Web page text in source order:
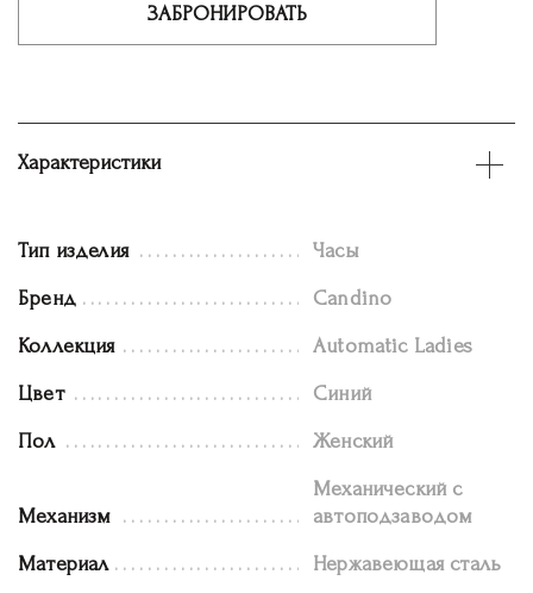
ЗАБРОНИРОВАТЬ
Характеристики
Тип изделия Часы
Бренд Candino
Коллекция Automatic Ladies
Цвет Синий
Пол Женский
Механизм
Механический с
автоподзаводом
Материал
Нержавеющая сталь